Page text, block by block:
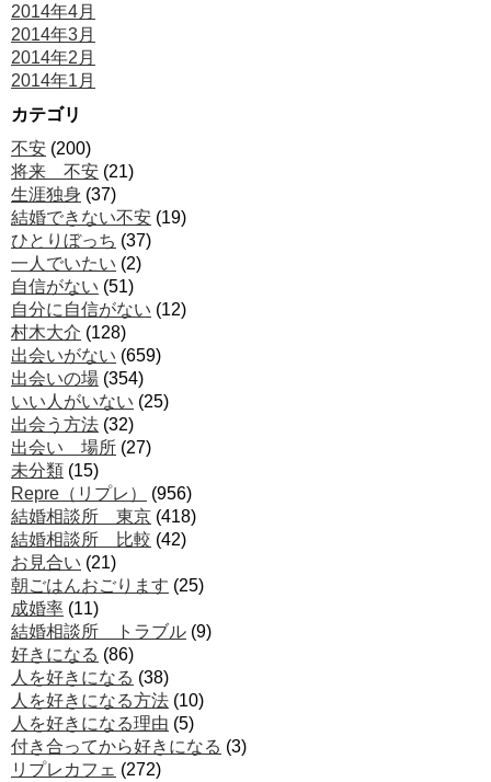
2014年4月
2014年3月
2014年2月
2014年1月
カテゴリ
不安 (200)
将来 不安 (21)
生涯独身 (37)
結婚できない不安 (19)
ひとりぼっち (37)
一人でいたい (2)
自信がない (51)
自分に自信がない (12)
村木大介 (128)
出会いがない (659)
出会いの場 (354)
いい人がいない (25)
出会う方法 (32)
出会い 場所 (27)
未分類 (15)
Repre（リプレ）
(956)
結婚相談所 東京 (418)
結婚相談所 比較 (42)
お見合い (21)
朝ごはんおごります (25)
成婚率 (11)
結婚相談所 トラブル (9)
好きになる (86)
人を好きになる (38)
人を好きになる方法 (10)
人を好きになる理由 (5)
付き合ってから好きになる (3)
リプレカフェ (272)